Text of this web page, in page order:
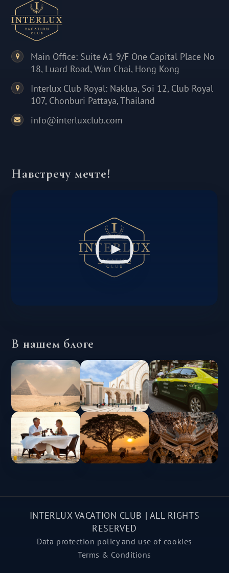
Main Office: Suite A1 9/F One Capital Place No
18, Luard Road, Wan Chai, Hong Kong
Interlux Club Royal: Naklua, Soi 12, Club Royal
107, Chonburi Pattaya, Thailand
info@interluxclub.com
Навстречу мечте!
В нашем блоге
INTERLUX VACATION CLUB | ALL RIGHTS
RESERVED
Data protection policy and use of cookies
Terms & Conditions